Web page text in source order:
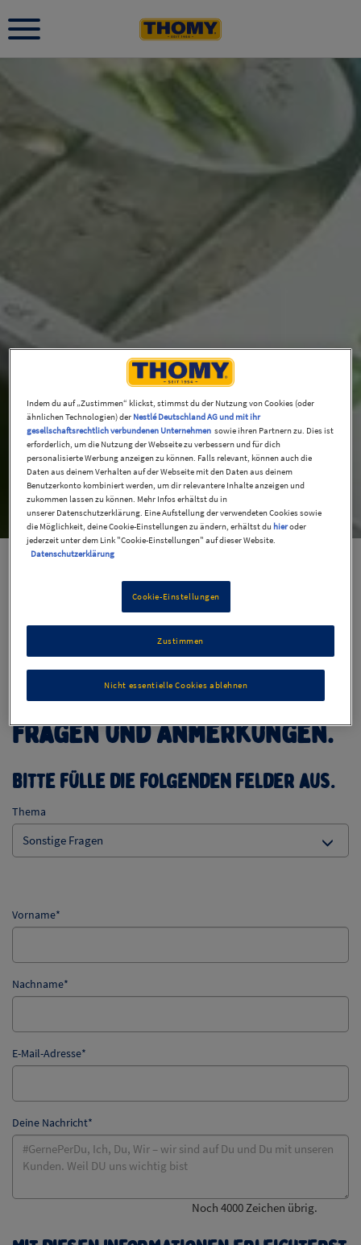
Kontakt
Wir freuen uns über deine Fragen und
Anmerkungen.
Wir freuen uns über deine Fragen und Anmerkungen.
Indem du auf „Zustimmen“ klickst, stimmst du der Nutzung von Cookies (oder
ähnlichen Technologien) der Nestlé Deutschland AG und mit ihr
gesellschaftsrechtlich verbundenen Unternehmen sowie ihren Partnern zu. Dies ist
erforderlich, um die Nutzung der Webseite zu verbessern und für dich
personalisierte Werbung anzeigen zu können. Falls relevant, können auch die
Daten aus deinem Verhalten auf der Webseite mit den Daten aus deinem
Benutzerkonto kombiniert werden, um dir relevantere Inhalte anzeigen und
zukommen lassen zu können. Mehr Infos erhältst du in
unserer Datenschutzerklärung. Eine Aufstellung der verwendeten Cookies sowie
die Möglichkeit, deine Cookie-Einstellungen zu ändern, erhältst du hieroder
jederzeit unter dem Link "Cookie-Einstellungen" auf dieser Website.
Datenschutzerklärung
Cookie-Einstellungen
Nicht essentielle Cookies ablehnen
Zustimmen